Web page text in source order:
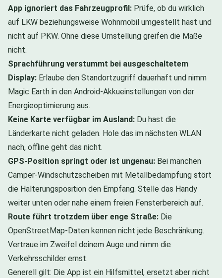
App ignoriert das Fahrzeugprofil: Prüfe, ob du wirklich
auf LKW beziehungsweise Wohnmobil umgestellt hast und
nicht auf PKW. Ohne diese Umstellung greifen die Maße
nicht.
Sprachführung verstummt bei ausgeschaltetem
Display: Erlaube den Standortzugriff dauerhaft und nimm
Magic Earth in den Android-Akkueinstellungen von der
Energieoptimierung aus.
Keine Karte verfügbar im Ausland: Du hast die
Länderkarte nicht geladen. Hole das im nächsten WLAN
nach, offline geht das nicht.
GPS-Position springt oder ist ungenau: Bei manchen
Camper-Windschutzscheiben mit Metallbedampfung stört
die Halterungsposition den Empfang. Stelle das Handy
weiter unten oder nahe einem freien Fensterbereich auf.
Route führt trotzdem über enge Straße: Die
OpenStreetMap-Daten kennen nicht jede Beschränkung.
Vertraue im Zweifel deinem Auge und nimm die
Verkehrsschilder ernst.
Generell gilt: Die App ist ein Hilfsmittel, ersetzt aber nicht